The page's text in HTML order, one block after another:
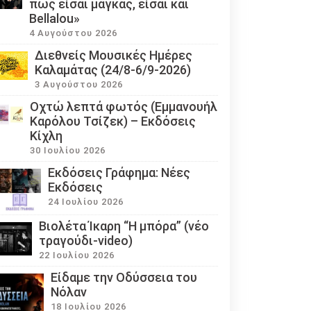
πως είσαι μάγκας, είσαι και
Bellalou»
4 Αυγούστου 2026
Διεθνείς Μουσικές Ημέρες
Καλαμάτας (24/8-6/9-2026)
3 Αυγούστου 2026
Οχτώ λεπτά φωτός (Εμμανουήλ
Καρόλου Τσίζεκ) – Εκδόσεις
Κίχλη
30 Ιουλίου 2026
Εκδόσεις Γράφημα: Νέες
Εκδόσεις
24 Ιουλίου 2026
Βιολέτα Ίκαρη “Η μπόρα” (νέο
τραγούδι-video)
22 Ιουλίου 2026
Eίδαμε την Οδύσσεια του
Νόλαν
18 Ιουλίου 2026